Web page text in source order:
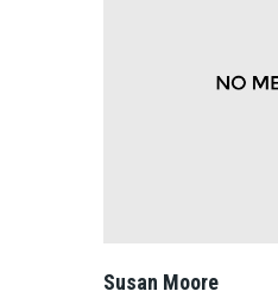
Susan Moore